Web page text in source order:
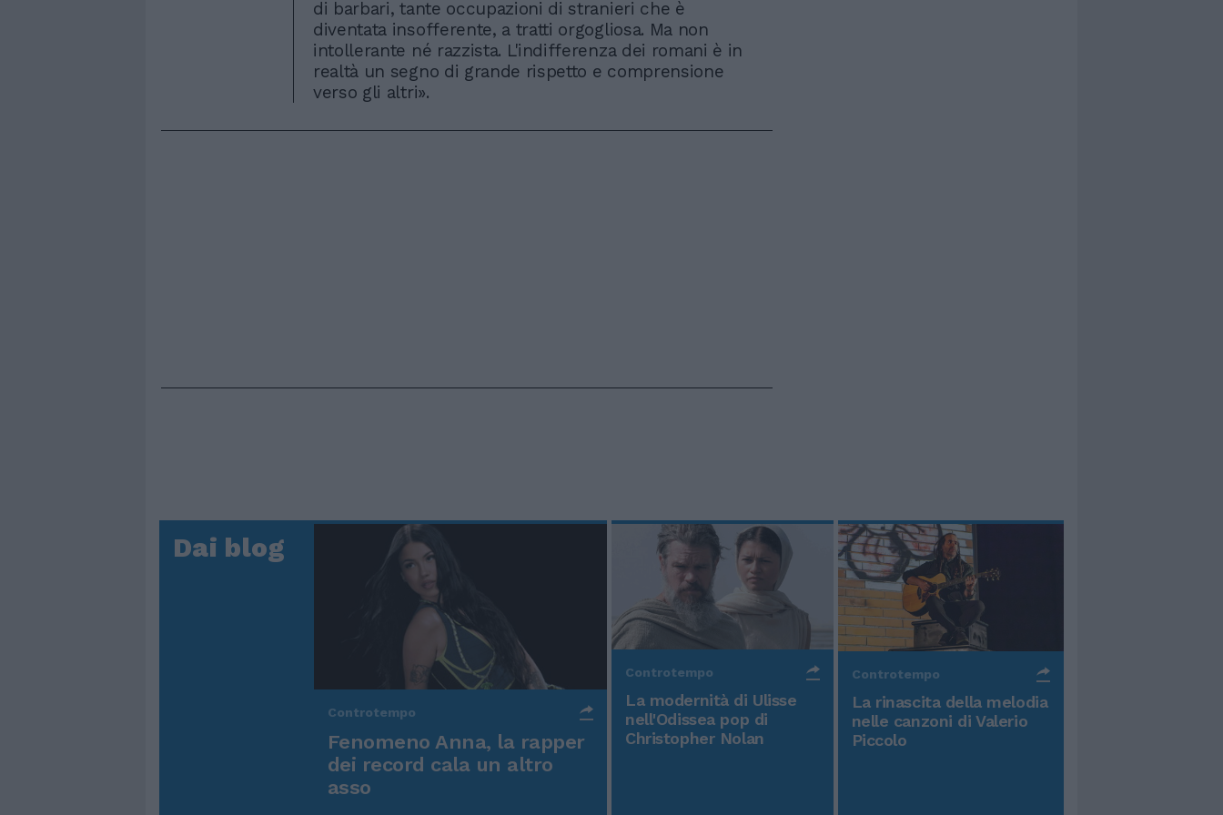
di barbari, tante occupazioni di stranieri che è
diventata insofferente, a tratti orgogliosa. Ma non
intollerante né razzista. L'indifferenza dei romani è in
realtà un segno di grande rispetto e comprensione
verso gli altri».
Dai blog
Controtempo
Fenomeno Anna, la rapper
dei record cala un altro
asso
Controtempo
La modernità di Ulisse
nell'Odissea pop di
Christopher Nolan
Controtempo
La rinascita della melodia
nelle canzoni di Valerio
Piccolo